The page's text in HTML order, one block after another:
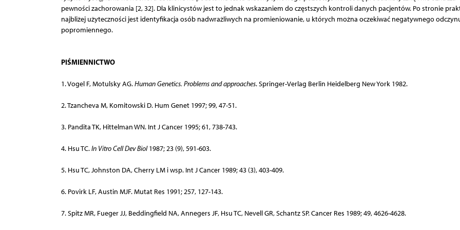
pewności zachorowania [2, 32]. Dla klinicystów jest to jednak wskazaniem do częstszych kontroli danych pacjentów. Po stronie
najbliżej użyteczności jest identyfikacja osób nadwrażliwych na promieniowanie, u których można oczekiwać negatywnego
popromiennego.
PIŚMIENNICTWO
1. Vogel F, Motulsky AG.Human Genetics. Problems and approaches. Springer-Verlag Berlin Heidelberg New York 1982.
2. Tzancheva M, Komitowski D. Hum Genet 1997; 99, 47-51.
3. Pandita TK, Hittelman WN. Int J Cancer 1995; 61, 738-743.
4. Hsu TC.In Vitro Cell Dev Biol1987; 23 (9), 591-603.
5. Hsu TC, Johnston DA, Cherry LM i wsp. Int J Cancer 1989; 43 (3), 403-409.
6. Povirk LF, Austin MJF. Mutat Res 1991; 257, 127-143.
7. Spitz MR, Fueger JJ, Beddingfield NA, Annegers JF, Hsu TC, Nevell GR, Schantz SP. Cancer Res 1989; 49, 4626-4628.